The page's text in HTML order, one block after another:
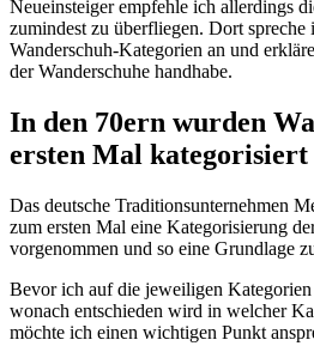
Neueinsteiger empfehle ich allerdings
zumindest zu überfliegen. Dort spreche
Wanderschuh-Kategorien an und
der Wanderschuhe handhabe.
In den 70ern wurden
ersten Mal kategorisiert
Das deutsche Traditionsunternehmen
zum ersten Mal eine Kategorisierung
vorgenommen und so eine Grundlage
Bevor ich auf die jeweiligen Kategorien
wonach entschieden wird in welcher
möchte ich einen wichtigen Punkt